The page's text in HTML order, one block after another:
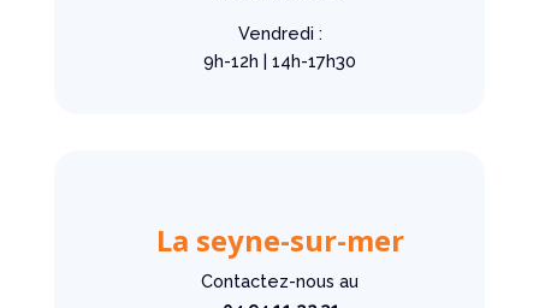
Vendredi :
9h-12h | 14h-17h30
La seyne-sur-mer
Contactez-nous au